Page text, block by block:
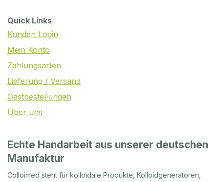
Quick Links
Kunden Login
Mein Konto
Zahlungsarten
Lieferung / Versand
Gastbestellungen
Über uns
Echte Handarbeit aus unserer deutschen
Manufaktur
Colloimed steht für kolloidale Produkte, Kolloidgeneratoren,